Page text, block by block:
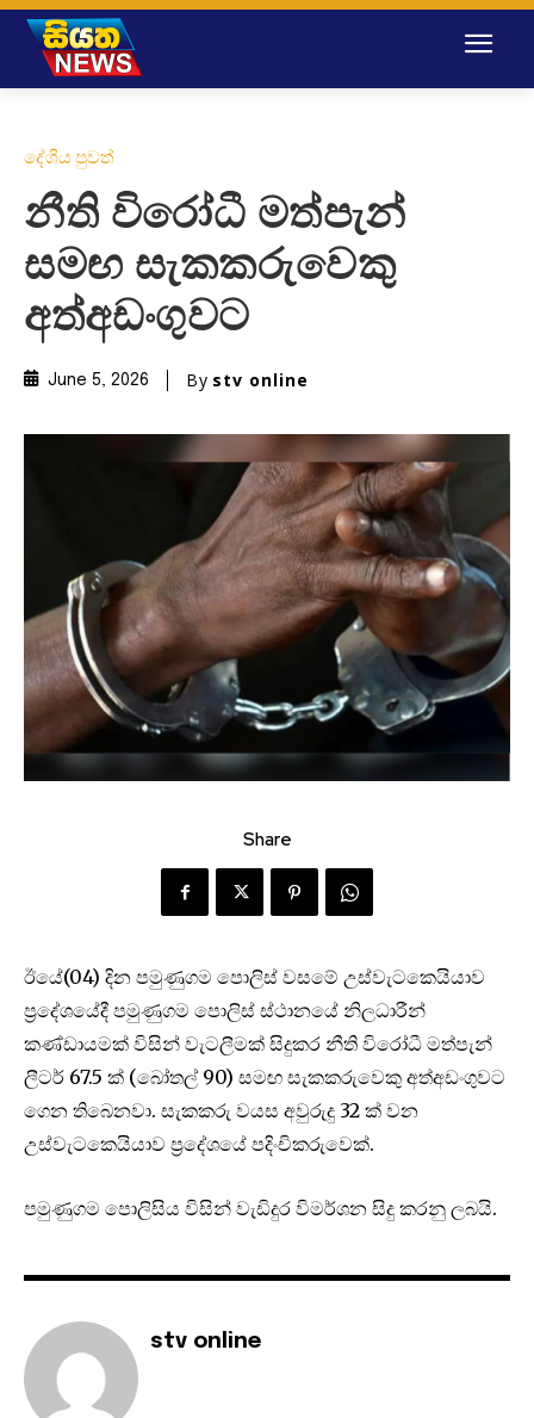
දේශීය පුවත්
නීති විරෝධී මත්පැන්
සමඟ සැකකරුවෙකු
අත්අඩංගුවට
June 5, 2026 By stv online
Share
ඊයේ(04) දින පමුණුගම පොලිස් වසමේ උස්වැටකෙයියාව
ප්‍රදේශයේදී පමුණුගම පොලිස් ස්ථානයේ නිලධාරීන්
කණ්ඩායමක් විසින් වැටලීමක් සිදුකර නීති විරෝධී මත්පැන්
ලීටර් 67.5 ක් (බෝතල් 90) සමඟ සැකකරුවෙකු අත්අඩංගුවට
ගෙන තිබෙනවා. සැකකරු වයස අවුරුදු 32 ක් වන
උස්වැටකෙයියාව ප්‍රදේශයේ පදිංචිකරුවෙක්.
පමුණුගම පොලිසිය විසින් වැඩිදුර විමර්ශන සිදු කරනු ලබයි.
stv online